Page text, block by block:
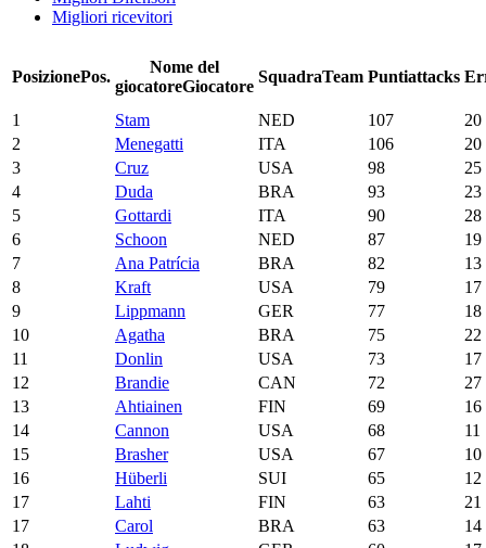
Migliori ricevitori
PosizionePos.
Nome del
giocatoreGiocatore
SquadraTeam Puntiattacks
1 Stam NED 107
20
2
Menegatti ITA 106
20
3
Cruz USA 98
25
4
Duda BRA 93
23
5
Gottardi ITA 90
28
6
Schoon NED 87
19
7
Ana Patrícia BRA 82
13
8
Kraft USA 79
17
9
Lippmann GER 77
18
10
Agatha BRA 75
22
11
Donlin USA 73
17
12
Brandie CAN 72
27
13
Ahtiainen FIN 69
16
14
Cannon USA 68
11
15
Brasher USA 67
10
16
Hüberli SUI 65
12
17
Lahti FIN 63
21
17
Carol BRA 63
14